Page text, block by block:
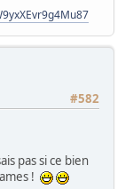
#582
pas si ce bien
!